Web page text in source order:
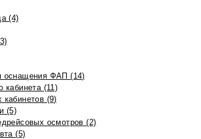
(4)
оснащения ФАП (14)
кабинета (11)
(9)
(5)
осмотров (2)
(5)